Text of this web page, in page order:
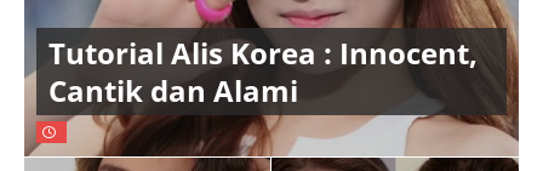
Tutorial Alis Korea : Innocent,
Cantik dan Alami